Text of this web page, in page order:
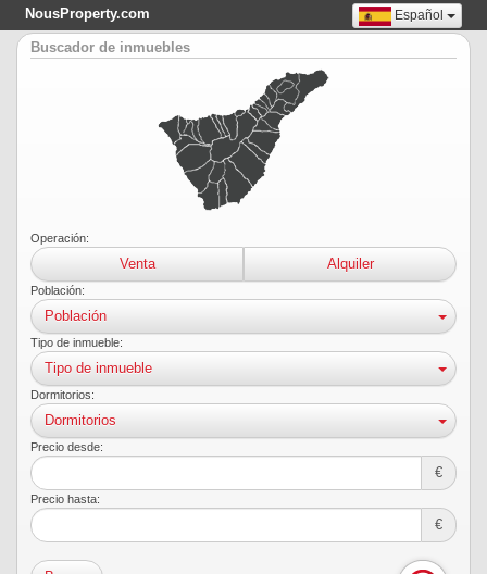
NousProperty.com Español
Buscador de inmuebles
Operación:
Venta Alquiler
Población:
Población
Tipo de inmueble:
Tipo de inmueble
Dormitorios:
Dormitorios
Precio desde:
€
Precio hasta:
€